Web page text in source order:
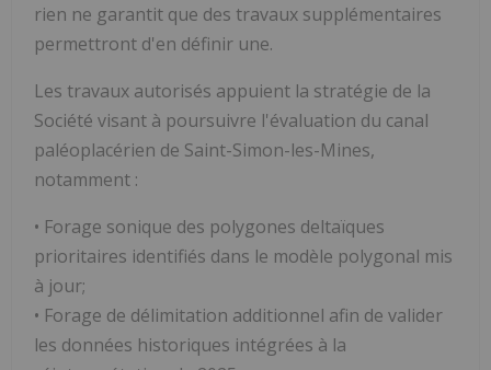
rien ne garantit que des travaux supplémentaires
permettront d'en définir une.
Les travaux autorisés appuient la stratégie de la
Société visant à poursuivre l'évaluation du canal
paléoplacérien de Saint-Simon-les-Mines,
notamment :
• Forage sonique des polygones deltaïques
prioritaires identifiés dans le modèle polygonal mis
à jour;
• Forage de délimitation additionnel afin de valider
les données historiques intégrées à la